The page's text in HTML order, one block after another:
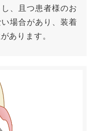
、且つ患者様のお
場合があり、装着
あります。